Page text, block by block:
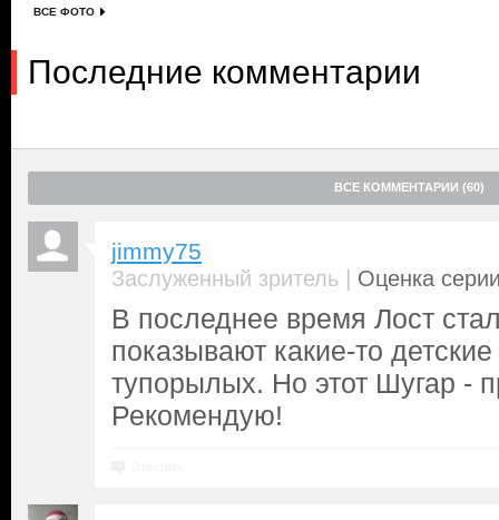
ВСЕ ФОТО
Последние комментарии
ВСЕ КОММЕНТАРИИ (60)
jimmy75
Заслуженный зритель | Оценка
В последнее время Лост
показывают какие-то
тупорылых. Но этот Шугар -
Рекомендую!